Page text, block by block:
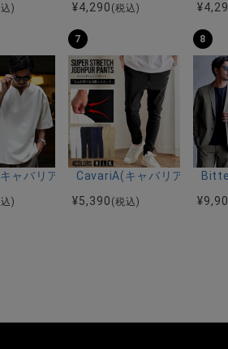
)
¥4,290 (税込)
¥
冷感スーパーストレッチバンドカラー
ャバリア)キーネック半袖Tシャツ/全4色
)
7
CavariA(キャバリア)ストレ
¥5,390 (税込)
8
¥